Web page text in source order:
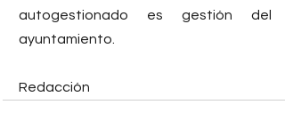
autogestionado es gestión del
ayuntamiento.
Redacción